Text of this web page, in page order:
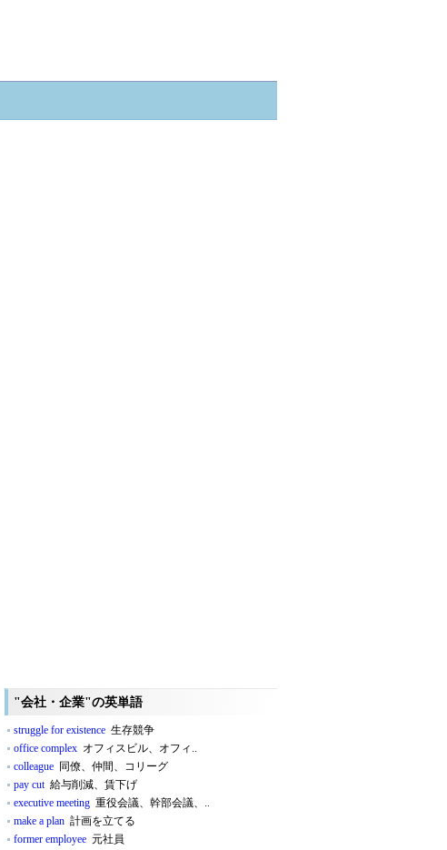
"会社・企業"の英単語
struggle for existence 生存競争
office complex オフィスビル、オフィ..
colleague 同僚、仲間、コリーグ
pay cut給与削減、賃下げ
executive meeting 重役会議、幹部会議、..
make a plan 計画を立てる
former employee 元社員